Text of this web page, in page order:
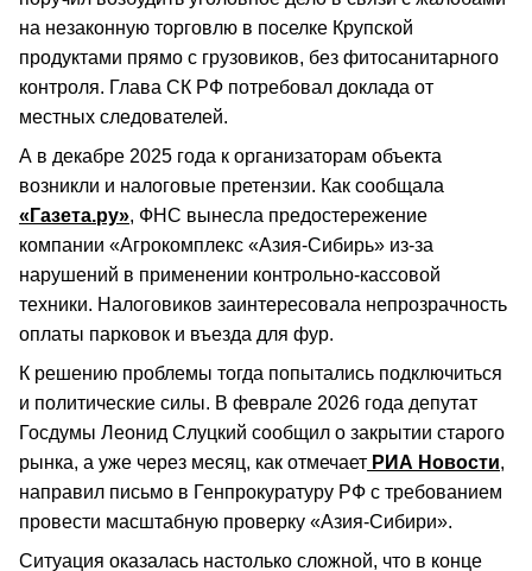
на незаконную торговлю в поселке Крупской
продуктами прямо с грузовиков, без фитосанитарного
контроля. Глава СК РФ потребовал доклада от
местных следователей.
А в декабре 2025 года к организаторам объекта
возникли и налоговые претензии. Как сообщала
«Газета.ру», ФНС вынесла предостережение
компании «Агрокомплекс «Азия-Сибирь» из-за
нарушений в применении контрольно-кассовой
техники. Налоговиков заинтересовала непрозрачность
оплаты парковок и въезда для фур.
К решению проблемы тогда попытались подключиться
и политические силы. В феврале 2026 года депутат
Госдумы Леонид Слуцкий сообщил о закрытии старого
рынка, а уже через месяц, как отмечает РИА Новости,
направил письмо в Генпрокуратуру РФ с требованием
провести масштабную проверку «Азия-Сибири».
Ситуация оказалась настолько сложной, что в конце